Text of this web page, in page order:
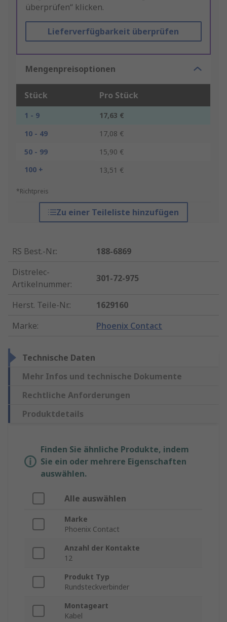
überprüfen“ klicken.
Lieferverfügbarkeit überprüfen
Mengenpreisoptionen
Stück Pro Stück
1 - 9
17,63 €
10 - 49
17,08 €
50 - 99
15,90 €
100 +
13,51 €
*Richtpreis
Zu einer Teileliste hinzufügen
RS Best.-Nr.:
188-6869
Distrelec-
Artikelnummer:
301-72-975
Herst. Teile-Nr.:
1629160
Marke: Phoenix Contact
Technische Daten
Mehr Infos und technische Dokumente
Rechtliche Anforderungen
Produktdetails
Finden Sie ähnliche Produkte, indem
Sie ein oder mehrere Eigenschaften
auswählen.
Alle auswählen
Marke
Phoenix Contact
Anzahl der Kontakte
12
Produkt Typ
Rundsteckverbinder
Montageart
Kabel